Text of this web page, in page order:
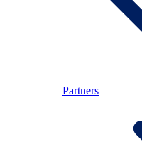
Partners